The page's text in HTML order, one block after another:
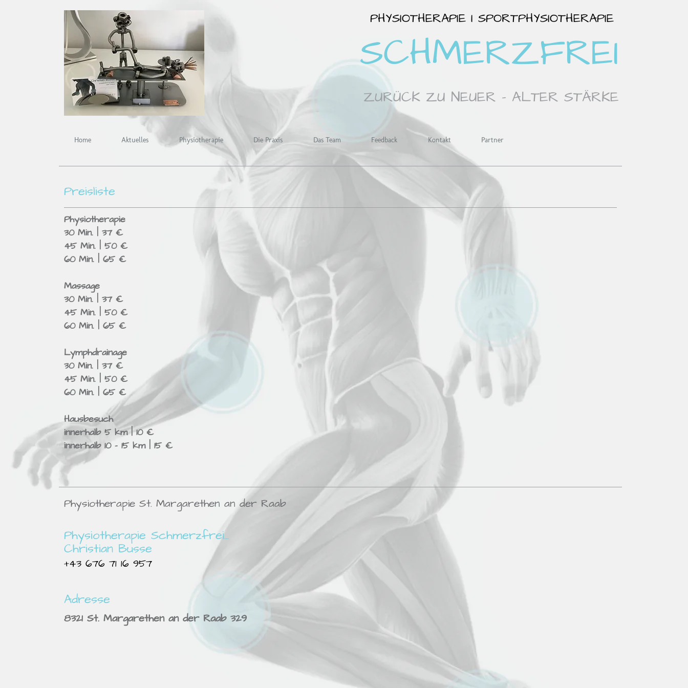
PHYSIOTHERAPIE I SPORTPHYSIOTHERAPIE
SCHMERZFREI
ZURÜCK ZU NEUER - ALTER STÄRKE
Home Aktuelles Physiotherapie Die Praxis Das Team Feedback Kontakt Partner
Preisliste
Physio­the­rapie
30 Min. | 37 €
45 Min. | 50 €
60 Min. | 65 €
Massage
30 Min. | 37 €
45 Min. | 50 €
60 Min. | 65 €
Lymph­drai­nage
30 Min. | 37 €
45 Min. | 50 €
60 Min. | 65 €
Haus­be­such
inner­halb 5 km | 10 €
inner­halb 10 – 15 km | 15 €
Physiotherapie St. Margarethen an der Raab
Physiotherapie Schmerzfrei...
Christian Busse
+43 676 71 16 95​7
Adresse
8321 St. Margarethen an der Raab 329